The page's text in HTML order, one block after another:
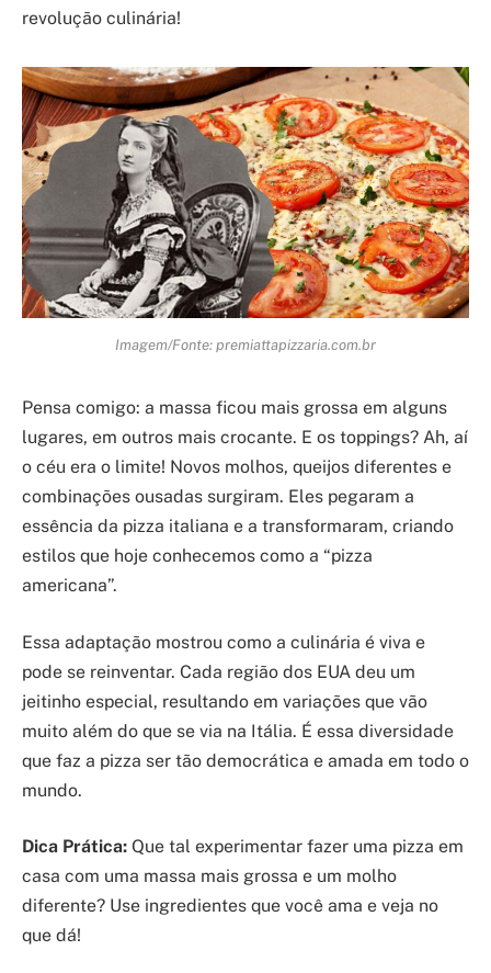
revolução culinária!
Imagem/Fonte: premiattapizzaria.com.br
Pensa comigo: a massa ficou mais grossa em alguns
lugares, em outros mais crocante. E os toppings? Ah, aí
o céu era o limite! Novos molhos, queijos diferentes e
combinações ousadas surgiram. Eles pegaram a
essência da pizza italiana e a transformaram, criando
estilos que hoje conhecemos como a “pizza
americana”.
Essa adaptação mostrou como a culinária é viva e
pode se reinventar. Cada região dos EUA deu um
jeitinho especial, resultando em variações que vão
muito além do que se via na Itália. É essa diversidade
que faz a pizza ser tão democrática e amada em todo o
mundo.
Dica Prática: Que tal experimentar fazer uma pizza em
casa com uma massa mais grossa e um molho
diferente? Use ingredientes que você ama e veja no
que dá!